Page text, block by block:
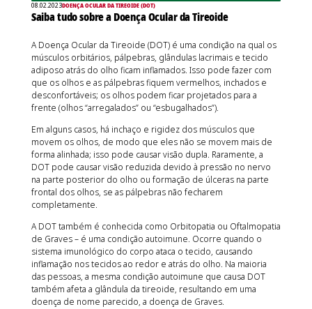
08.02.2023DOENÇA OCULAR DA TIREOIDE (DOT)
Saiba tudo sobre a Doença Ocular da Tireoide
A Doença Ocular da Tireoide (DOT) é uma condição na qual os
músculos orbitários, pálpebras, glândulas lacrimais e tecido
adiposo atrás do olho ficam inflamados. Isso pode fazer com
que os olhos e as pálpebras fiquem vermelhos, inchados e
desconfortáveis; os olhos podem ficar projetados para a
frente (olhos “arregalados” ou “esbugalhados”).
Em alguns casos, há inchaço e rigidez dos músculos que
movem os olhos, de modo que eles não se movem mais de
forma alinhada; isso pode causar visão dupla. Raramente, a
DOT pode causar visão reduzida devido à pressão no nervo
na parte posterior do olho ou formação de úlceras na parte
frontal dos olhos, se as pálpebras não fecharem
completamente.
A DOT também é conhecida como Orbitopatia ou Oftalmopatia
de Graves – é uma condição autoimune. Ocorre quando o
sistema imunológico do corpo ataca o tecido, causando
inflamação nos tecidos ao redor e atrás do olho. Na maioria
das pessoas, a mesma condição autoimune que causa DOT
também afeta a glândula da tireoide, resultando em uma
doença de nome parecido, a doença de Graves.